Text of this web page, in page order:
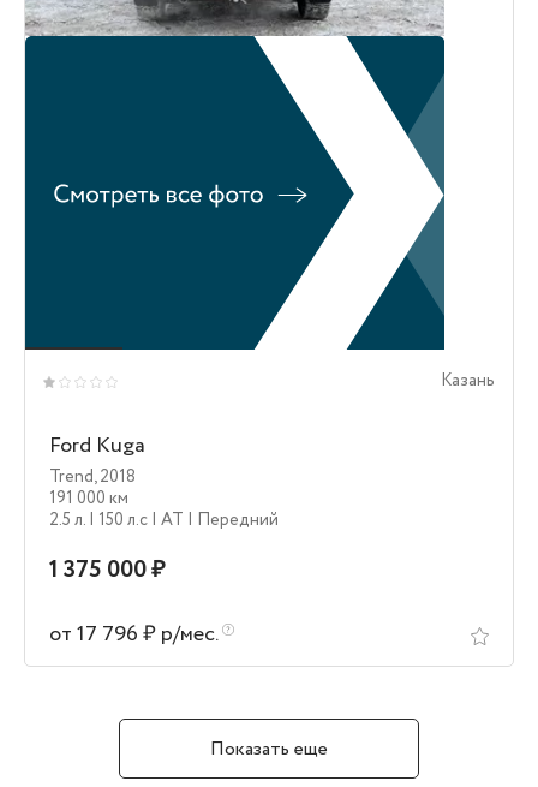
Казань
Ford Kuga
Trend,2018
191 000 км
2.5 л. | 150 л.c | AT | Передний
1 375 000 ₽
от 17 796 ₽ р/мес.
Показать еще